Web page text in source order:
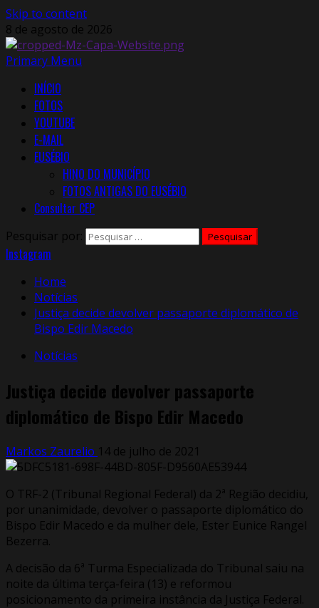
Skip to content
8 de agosto de 2026
Primary Menu
INÍCIO
FOTOS
YOUTUBE
E-MAIL
EUSÉBIO
HINO DO MUNICÍPIO
FOTOS ANTIGAS DO EUSÉBIO
Consultar CEP
Pesquisar por:
Instagram
Home
Notícias
Justiça decide devolver passaporte diplomático de
Bispo Edir Macedo
Notícias
Justiça decide devolver passaporte
diplomático de Bispo Edir Macedo
Markos Zaurelio 14 de julho de 2021
O TRF-2 (Tribunal Regional Federal) da 2ª Região decidiu,
por unanimidade, devolver o passaporte diplomático do
Bispo Edir Macedo e da mulher dele, Ester Eunice Rangel
Bezerra.
A decisão da 6ª Turma Especializada do Tribunal saiu na
noite da última terça-feira (13) e reformou
posicionamento da primeira instância da Justiça Federal.